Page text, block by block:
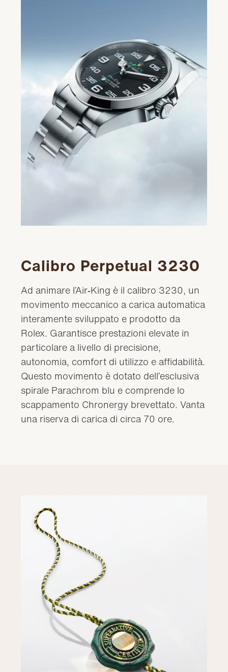
Calibro Perpetual 3230
Ad animare l’Air‑King è il calibro 3230, un
movimento meccanico a carica automatica
interamente sviluppato e prodotto da
Rolex. Garantisce prestazioni elevate in
particolare a livello di precisione,
autonomia, comfort di utilizzo e affidabilità.
Questo movimento è dotato dell’esclusiva
spirale Parachrom blu e comprende lo
scappamento Chronergy brevettato. Vanta
una riserva di carica di circa 70 ore.